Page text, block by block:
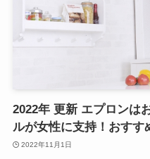
2022年 更新 エプロンは
ルが女性に支持！おすす
2022年11月1日